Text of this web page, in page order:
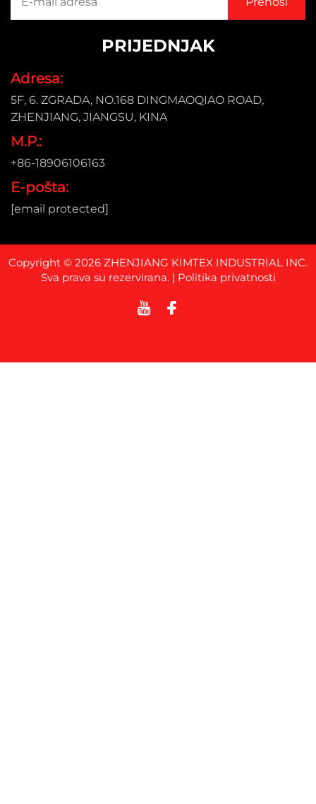
PRIJEDNJAK
Adresa:
5F, 6. ZGRADA, NO.168 DINGMAOQIAO ROAD,
ZHENJIANG, JIANGSU, KINA
M.P.:
+86-18906106163
E-pošta:
[email protected]
Copyright © 2026 ZHENJIANG KIMTEX INDUSTRIAL INC.
Sva prava su rezervirana. | Politika privatnosti